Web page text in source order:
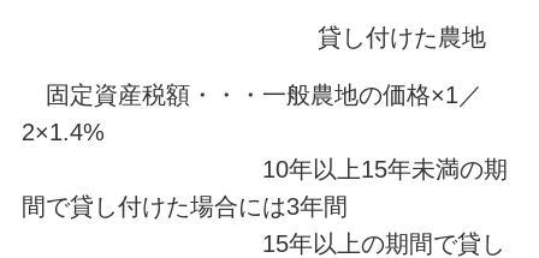
貸し付けた農地
固定資産税額・・・一般農地の価格×1／
2×1.4%
10年以上15年未満の期
間で貸し付けた場合には3年間
15年以上の期間で貸し